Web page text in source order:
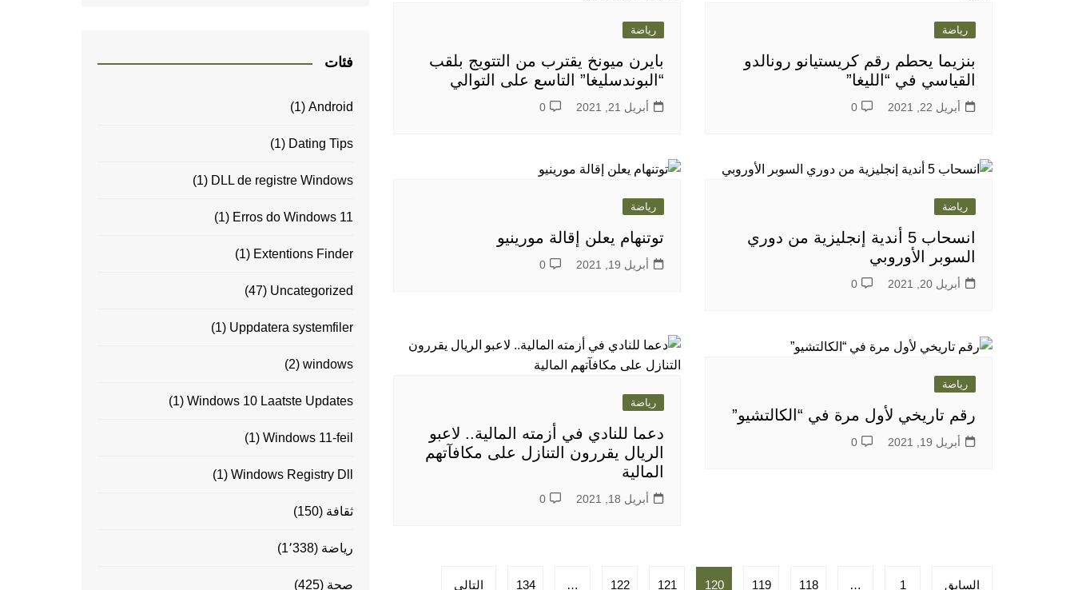
رياضة
بنزيما يحطم رقم كريستيانو رونالدو
القياسي في “الليغا”
أبريل 22, 2021 0
رياضة
بايرن ميونخ يقترب من التتويج بلقب
“البوندسليغا” التاسع على التوالي
أبريل 21, 2021 0
رياضة
انسحاب 5 أندية إنجليزية من دوري
السوبر الأوروبي
أبريل 20, 2021 0
رياضة
توتنهام يعلن إقالة مورينيو
أبريل 19, 2021 0
رياضة
رقم تاريخي لأول مرة في “الكالتشيو”
أبريل 19, 2021 0
رياضة
دعما للنادي في أزمته المالية.. لاعبو
الريال يقررون التنازل على مكافآتهم
المالية
أبريل 18, 2021 0
تعدد
السابق 1
…
118
119
120
121
122
…
134 التالي
فئات
Android
(1)
Dating Tips
(1)
DLL de registre Windows
(1)
Erros do Windows 11
(1)
Extentions Finder
(1)
Uncategorized
(47)
Uppdatera systemfiler
(1)
windows
(2)
Windows 10 Laatste Updates
(1)
Windows 11-feil
(1)
Windows Registry Dll
(1)
ثقافة (150)
رياضة (1٬338)
صحة (425)